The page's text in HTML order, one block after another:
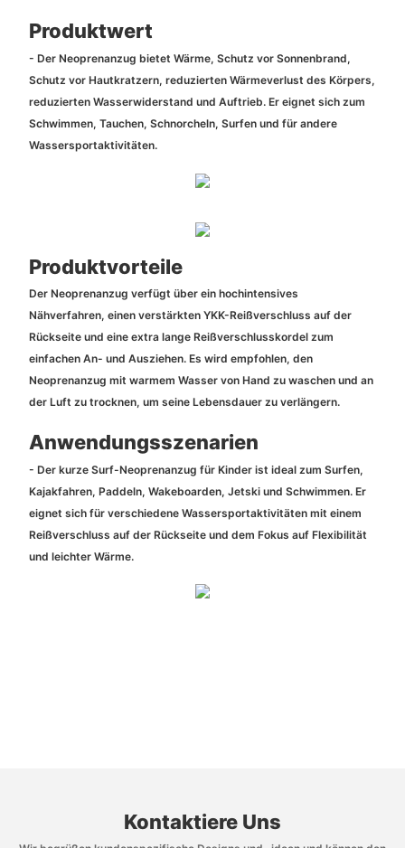
Produktwert
- Der Neoprenanzug bietet Wärme, Schutz vor Sonnenbrand,
Schutz vor Hautkratzern, reduzierten Wärmeverlust des Körpers,
reduzierten Wasserwiderstand und Auftrieb. Er eignet sich zum
Schwimmen, Tauchen, Schnorcheln, Surfen und für andere
Wassersportaktivitäten.
Produktvorteile
Der Neoprenanzug verfügt über ein hochintensives
Nähverfahren, einen verstärkten YKK-Reißverschluss auf der
Rückseite und eine extra lange Reißverschlusskordel zum
einfachen An- und Ausziehen. Es wird empfohlen, den
Neoprenanzug mit warmem Wasser von Hand zu waschen und an
der Luft zu trocknen, um seine Lebensdauer zu verlängern.
Anwendungsszenarien
- Der kurze Surf-Neoprenanzug für Kinder ist ideal zum Surfen,
Kajakfahren, Paddeln, Wakeboarden, Jetski und Schwimmen. Er
eignet sich für verschiedene Wassersportaktivitäten mit einem
Reißverschluss auf der Rückseite und dem Fokus auf Flexibilität
und leichter Wärme.
Kontaktiere Uns